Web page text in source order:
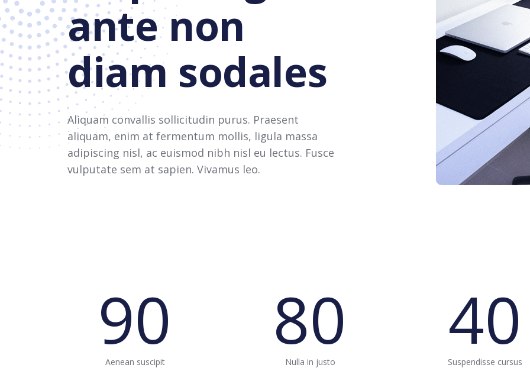
ante non
diam sodales
Aliquam convallis sollicitudin purus. Praesent
aliquam, enim at fermentum mollis, ligula massa
adipiscing nisl, ac euismod nibh nisl eu lectus. Fusce
vulputate sem at sapien. Vivamus leo.
90
Aenean suscipit 80
Nulla in justo 40
Suspendisse cursus